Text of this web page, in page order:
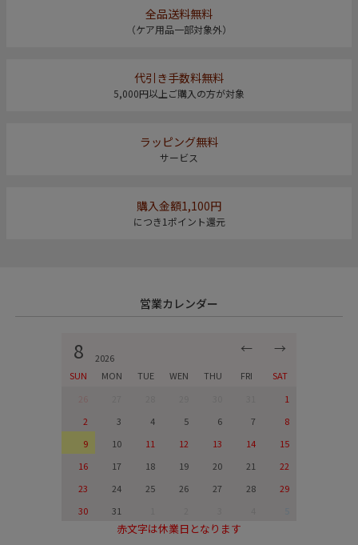
全品送料無料
（ケア用品一部対象外）
代引き手数料無料
5,000円以上ご購入の方が対象
ラッピング無料
サービス
購入金額1,100円
につき1ポイント還元
営業カレンダー
8 2026
← →
SUN MON TUE WEN THU FRI
SAT
1
2
3 4 5 6 7
8
9
10 11 12 13 14
15
16
17 18 19 20 21
22
23
24 25 26 27 28
29
30
31
赤文字は休業日となります